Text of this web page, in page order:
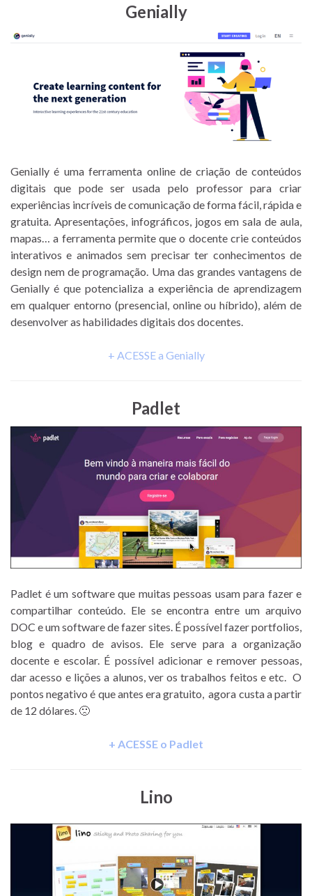
Genially
Genially é uma ferramenta online de criação de conteúdos
digitais que pode ser usada pelo professor para criar
experiências incríveis de comunicação de forma fácil, rápida e
gratuita. Apresentações, infográficos, jogos em sala de aula,
mapas… a ferramenta permite que o docente crie conteúdos
interativos e animados sem precisar ter conhecimentos de
design nem de programação. Uma das grandes vantagens de
Genially é que potencializa a experiência de aprendizagem
em qualquer entorno (presencial, online ou híbrido), além de
desenvolver as habilidades digitais dos docentes.
+ ACESSE a Genially
Padlet
Padlet é um software que muitas pessoas usam para fazer e
compartilhar conteúdo. Ele se encontra entre um arquivo
DOC e um software de fazer sites. É possível fazer portfolios,
blog e quadro de avisos. Ele serve para a organização
docente e escolar. É possível adicionar e remover pessoas,
dar acesso e lições a alunos, ver os trabalhos feitos e etc. O
pontos negativo é que antes era gratuito, agora custa a partir
de 12 dólares. 🙁
+ ACESSE o Padlet
Lino